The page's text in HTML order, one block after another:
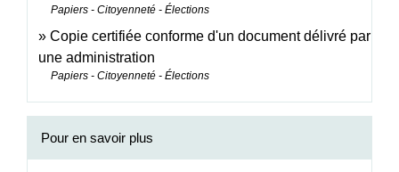
Papiers - Citoyenneté - Élections
Copie certifiée conforme d'un document délivré par
une administration
Papiers - Citoyenneté - Élections
Pour en savoir plus